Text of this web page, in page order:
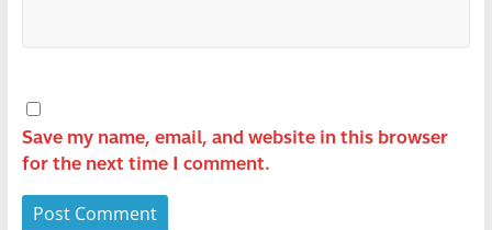
Save my name, email, and website in this browser
for the next time I comment.